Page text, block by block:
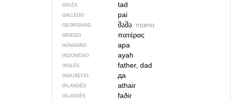
GALÉS tad
GALLEGO pai
GEORGIANO მამა mɑmɑ
GRIEGO πατέρας
HÚNGARO apa
INDONESIO ayah
INGLÉS father, dad
INGUSETIO да
IRLANDÉS athair
ISLANDÉS faðir